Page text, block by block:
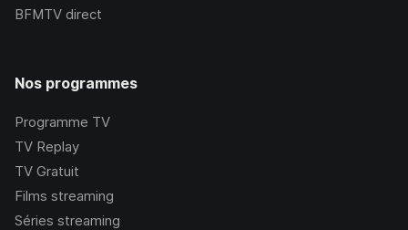
BFMTV direct
Nos programmes
Programme TV
TV Replay
TV Gratuit
Films streaming
Séries streaming